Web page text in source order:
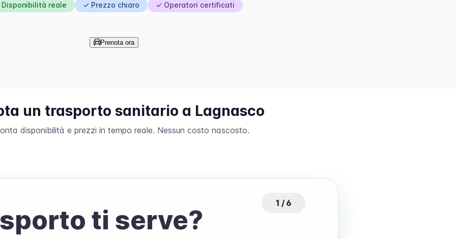
reale ✓ Prezzo chiaro ✓ Operatori certificati
Prenota ora
un trasporto sanitario a Lagnasco
disponibilità e prezzi in tempo reale. Nessun costo nascosto.
ti serve?
1 / 6